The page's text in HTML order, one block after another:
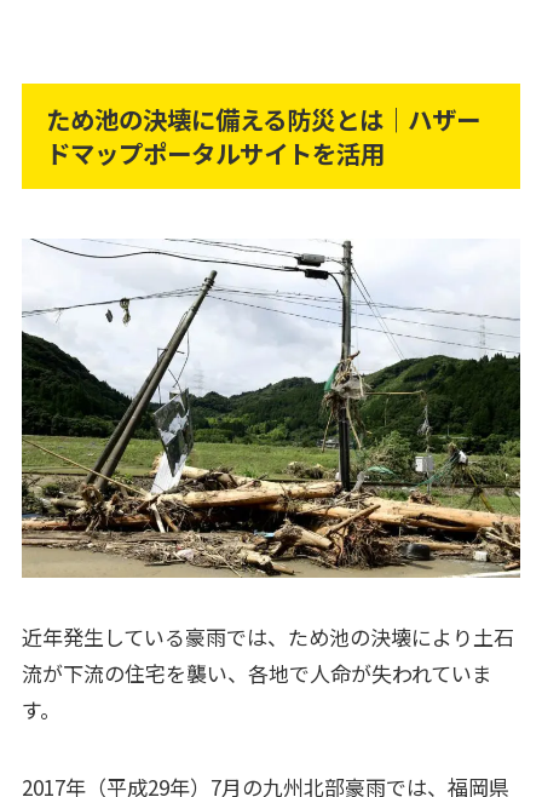
ため池の決壊に備える防災とは｜ハザー
ドマップポータルサイトを活用
近年発生している豪雨では、ため池の決壊により土石
流が下流の住宅を襲い、各地で人命が失われていま
す。
2017年（平成29年）7月の九州北部豪雨では、福岡県